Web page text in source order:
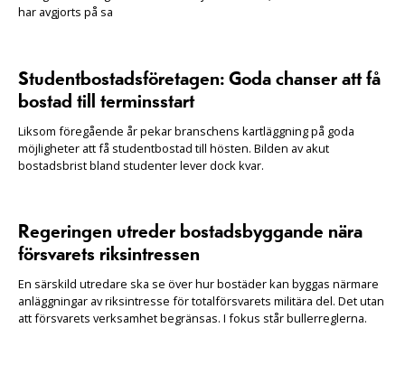
har avgjorts på sa
Studentbostadsföretagen: Goda chanser att få
bostad till terminsstart
Liksom föregående år pekar branschens kartläggning på goda
möjligheter att få studentbostad till hösten. Bilden av akut
bostadsbrist bland studenter lever dock kvar.
Regeringen utreder bostadsbyggande nära
försvarets riksintressen
En särskild utredare ska se över hur bostäder kan byggas närmare
anläggningar av riksintresse för totalförsvarets militära del. Det utan
att försvarets verksamhet begränsas. I fokus står bullerreglerna.